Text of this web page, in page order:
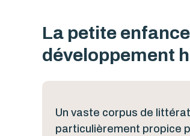
La petite
développement
Un vaste corpus de
particulièrement propice